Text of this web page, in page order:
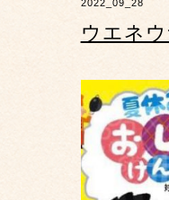
2022_09_28
ウエネ